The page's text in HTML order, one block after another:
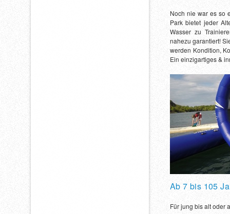
Noch nie war es so
Park bietet jeder
Wasser zu
nahezu garantiert!
werden Kondition,
Ein einzigartiges &
Ab 7 bis 105
Für jung bis alt oder